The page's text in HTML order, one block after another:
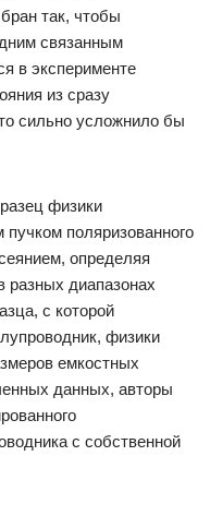
так, чтобы
связанным
в эксперименте
из сразу
сильно усложнило бы
физики
поляризованного
определяя
разных диапазонах
с которой
физики
емкостных
данных, авторы
с собственной